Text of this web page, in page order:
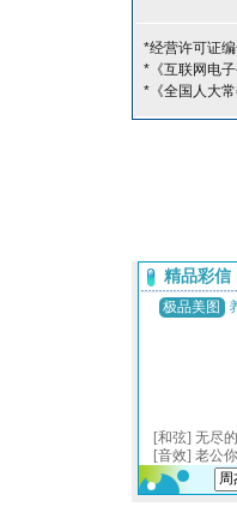
*经营许可证
*《互联网电子
*《全国人大